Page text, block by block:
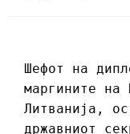
Шефот на
маргините на
Литванија,
државниот